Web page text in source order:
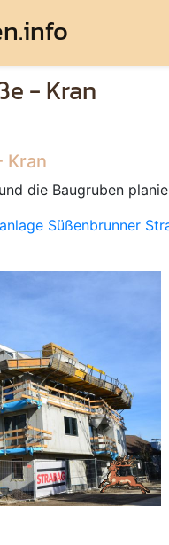
- Kran
Kran
die Baugruben
Süßenbrunner